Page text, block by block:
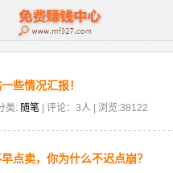
些情况汇报！
类: 随笔 | 评论：3人 | 浏览:38122
点卖，你为什么不迟点崩？